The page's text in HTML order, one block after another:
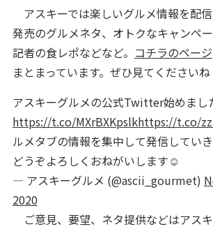
アスキーでは楽しいグルメ情報を配
発売のグルメネタ、オトクなキャンペ
記者の食レポなどなど。 コチラのページ
まとまっています。ぜひ見てくださいね
アスキーグルメの公式Twitter始めまし
https://t.co/MXrBXKpslkhttps://t.co/
ルメタブの情報を集中して発信してい
どうぞよろしくおねがいします☺️
— アスキーグルメ (@ascii_gourmet)
2020
ご意見、要望、ネタ提供などはアス